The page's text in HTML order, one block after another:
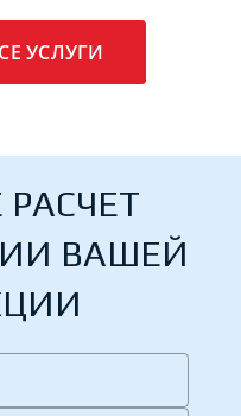
УСЛУГИ
ВАШЕЙ